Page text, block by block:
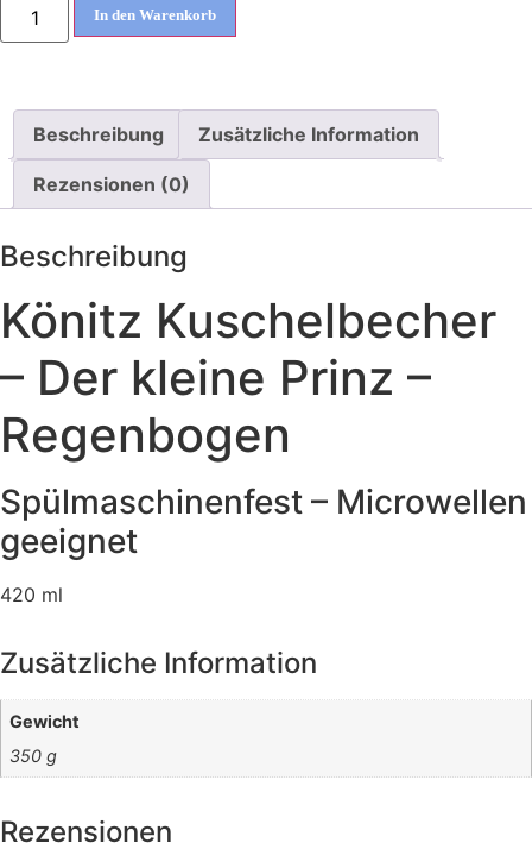
In den Warenkorb
Beschreibung Zusätzliche Information
Rezensionen (0)
Beschreibung
Könitz Kuschelbecher
– Der kleine Prinz –
Regenbogen
Spülmaschinenfest – Microwellen
geeignet
420 ml
Zusätzliche Information
Gewicht
350 g
Rezensionen